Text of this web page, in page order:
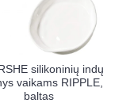
HEORSHE silikoninių
rinkinys vaikams RIPPLE,